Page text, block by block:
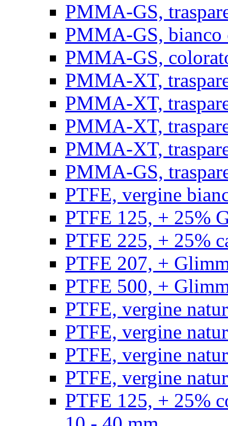
PMMA-GS,
PMMA-GS, bianco
PMMA-GS,
PMMA-XT,
PMMA-XT,
PMMA-XT,
PMMA-XT,
PMMA-GS,
PTFE, vergine
PTFE 125, + 25%
PTFE 225, + 25%
PTFE 207, +
PTFE 500, +
PTFE, vergine
PTFE, vergine
PTFE, vergine
PTFE, vergine
PTFE 125, + 25%